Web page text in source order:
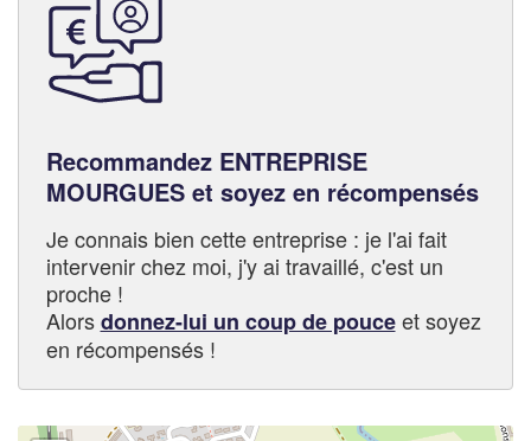
Recommandez ENTREPRISE
MOURGUES et soyez en récompensés
Je connais bien cette entreprise : je l'ai fait
intervenir chez moi, j'y ai travaillé, c'est un
proche !
Alorsdonnez-lui un coup de pouceet soyez
en récompensés !